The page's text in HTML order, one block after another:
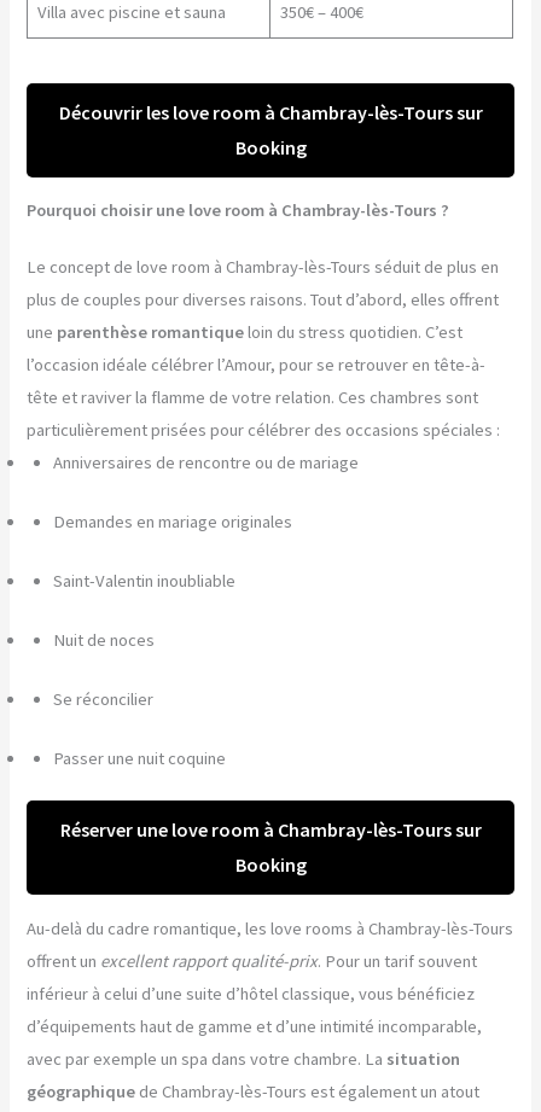
Villa avec piscine et sauna 350€ – 400€
Découvrir les love room à Chambray-lès-Tours sur
Booking
Pourquoi choisir une love room à Chambray-lès-Tours ?
Le concept de love room à Chambray-lès-Tours séduit de plus en
plus de couples pour diverses raisons. Tout d’abord, elles offrent
une parenthèse romantiqueloin du stress quotidien. C’est
l’occasion idéale célébrer l’Amour, pour se retrouver en tête-à-
tête et raviver la flamme de votre relation. Ces chambres sont
particulièrement prisées pour célébrer des occasions spéciales :
Anniversaires de rencontre ou de mariage
Demandes en mariage originales
Saint-Valentin inoubliable
Nuit de noces
Se réconcilier
Passer une nuit coquine
Réserver une love room à Chambray-lès-Tours sur
Booking
Au-delà du cadre romantique, les love rooms à Chambray-lès-Tours
offrent un excellent rapport qualité-prix. Pour un tarif souvent
inférieur à celui d’une suite d’hôtel classique, vous bénéficiez
d’équipements haut de gamme et d’une intimité incomparable,
avec par exemple un spa dans votre chambre. La situation
géographique de Chambray-lès-Tours est également un atout